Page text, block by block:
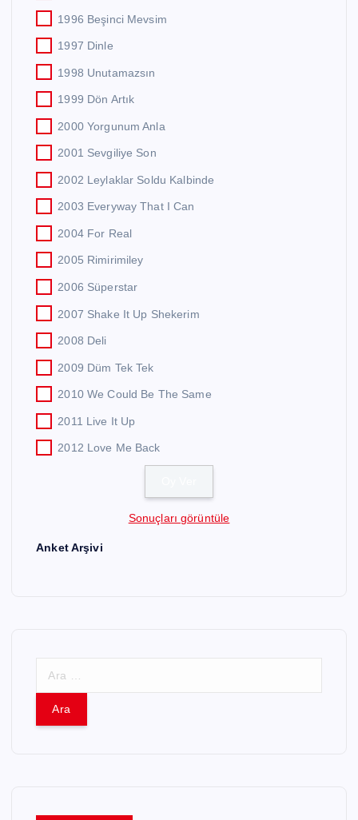
1996 Beşinci Mevsim
1997 Dinle
1998 Unutamazsın
1999 Dön Artık
2000 Yorgunum Anla
2001 Sevgiliye Son
2002 Leylaklar Soldu Kalbinde
2003 Everyway That I Can
2004 For Real
2005 Rimirimiley
2006 Süperstar
2007 Shake It Up Shekerim
2008 Deli
2009 Düm Tek Tek
2010 We Could Be The Same
2011 Live It Up
2012 Love Me Back
Sonuçları görüntüle
Anket Arşivi